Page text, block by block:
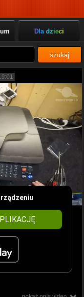
Dla dzieci
szukaj